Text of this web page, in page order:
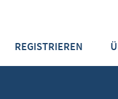
REGISTRIEREN